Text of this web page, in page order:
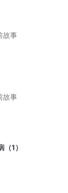
故事
故事
1）